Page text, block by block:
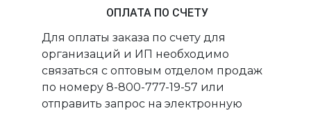
ОПЛАТА ПО СЧЕТУ
Для оплаты заказа по счету для
организаций и ИП необходимо
связаться с оптовым отделом продаж
по номеру 8-800-777-19-57 или
отправить запрос на электронную